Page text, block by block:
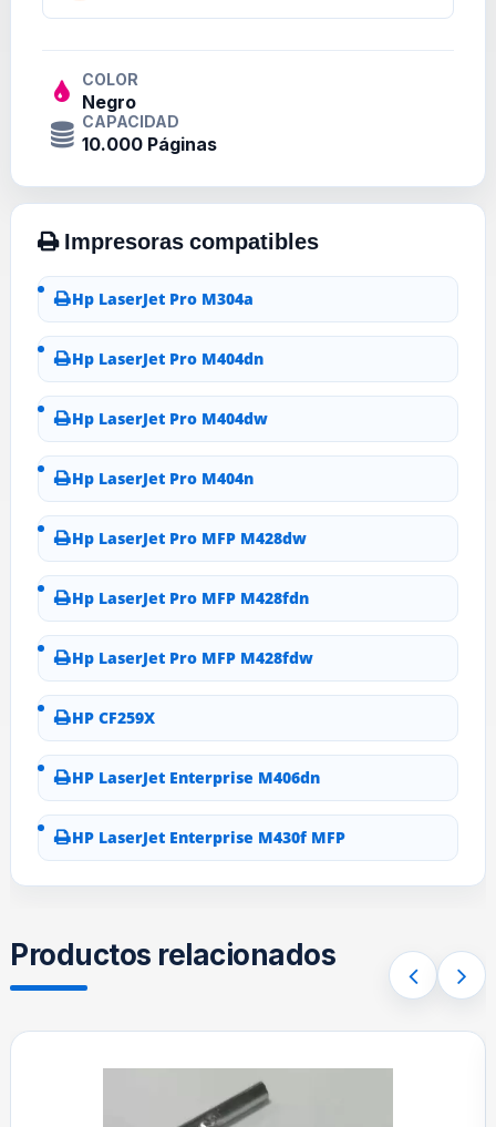
COLOR
Negro
CAPACIDAD
10.000 Páginas
Hp LaserJet Pro M304a
Hp LaserJet Pro M404dn
Hp LaserJet Pro M404dw
Hp LaserJet Pro M404n
Hp LaserJet Pro MFP M428dw
Hp LaserJet Pro MFP M428fdn
Hp LaserJet Pro MFP M428fdw
HP CF259X
HP LaserJet Enterprise M406dn
HP LaserJet Enterprise M430f MFP
Productos relacionados